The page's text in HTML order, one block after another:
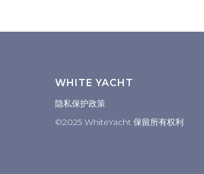
WHITE YACHT
隐私保护政策
©2025 WhiteYacht 保留所有权利